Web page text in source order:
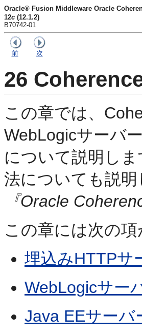
Oracle® Fusion Middleware Oracle
12c (12.1.2)
B70742-01
前 次
26
この章では、
WebLogicサーバ
について説明し
法についても説
『Oracle
この章には次の
埋込みHTTPサ
WebLogicサー
Java EEサー